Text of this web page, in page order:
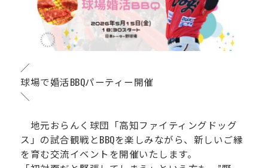
／
球場で婚活BBQパーティー開催
＼
地元おらんく球団「高知ファイティングドッグ
ス」の試合観戦とBBQを楽しみながら、新しいご縁
を育む交流イベントを開催いたします。
運営会社